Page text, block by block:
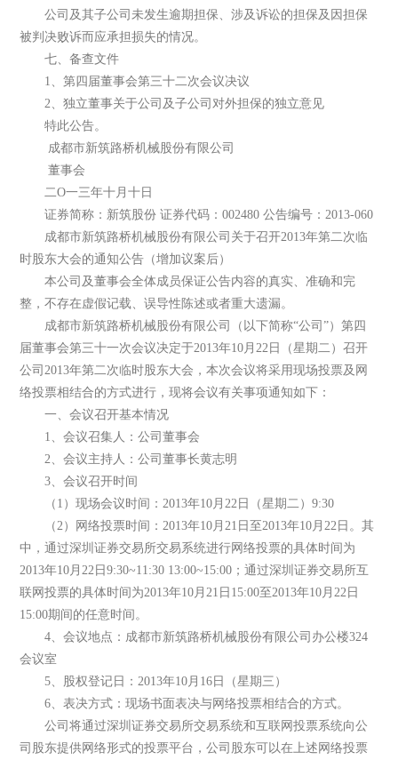
公司及其子公司未发生逾期担保、涉及诉讼的担保及因担保
被判决败诉而应承担损失的情况。
七、备查文件
1、第四届董事会第三十二次会议决议
2、独立董事关于公司及子公司对外担保的独立意见
特此公告。
成都市新筑路桥机械股份有限公司
董事会
二O一三年十月十日
证券简称：新筑股份 证券代码：002480 公告编号：2013-060
成都市新筑路桥机械股份有限公司关于召开2013年第二次临
时股东大会的通知公告（增加议案后）
本公司及董事会全体成员保证公告内容的真实、准确和完
整，不存在虚假记载、误导性陈述或者重大遗漏。
成都市新筑路桥机械股份有限公司（以下简称“公司”）第四
届董事会第三十一次会议决定于2013年10月22日（星期二）召开
公司2013年第二次临时股东大会，本次会议将采用现场投票及网
络投票相结合的方式进行，现将会议有关事项通知如下：
一、会议召开基本情况
1、会议召集人：公司董事会
2、会议主持人：公司董事长黄志明
3、会议召开时间
（1）现场会议时间：2013年10月22日（星期二）9:30
（2）网络投票时间：2013年10月21日至2013年10月22日。其
中，通过深圳证券交易所交易系统进行网络投票的具体时间为
2013年10月22日9:30~11:30 13:00~15:00；通过深圳证券交易所互
联网投票的具体时间为2013年10月21日15:00至2013年10月22日
15:00期间的任意时间。
4、会议地点：成都市新筑路桥机械股份有限公司办公楼324
会议室
5、股权登记日：2013年10月16日（星期三）
6、表决方式：现场书面表决与网络投票相结合的方式。
公司将通过深圳证券交易所交易系统和互联网投票系统向公
司股东提供网络形式的投票平台，公司股东可以在上述网络投票